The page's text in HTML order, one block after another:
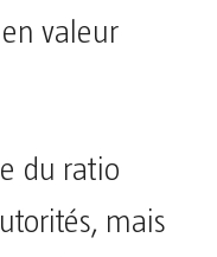
en valeur
du ratio
mais